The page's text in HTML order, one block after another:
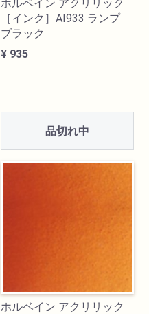
ホルベイン アクリリック
［インク］AI933 ランプ
ブラック
¥ 935
品切れ中
ホルベイン アクリリック